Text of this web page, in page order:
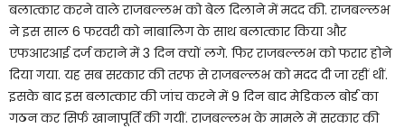
बलात्कार करने वाले राजबल्लभ को बेल दिलाने में मदद की. राजबल्लभ
ने इस साल 6 फरवरी को नाबालिग के साथ बलात्कार किया और
एफआरआई दर्ज कराने में 3 दिन क्यों लगे. फिर राजबल्लभ को फरार होने
दिया गया. यह सब सरकार की तरफ से राजबल्लभ को मदद दी जा रहीं थीं.
इसके बाद इस बलात्कार की जांच करने में 9 दिन बाद मेडिकल बोर्ड का
गठन कर सिर्फ खानापूर्ति की गयीं. राजबल्लभ के मामले में सरकार की